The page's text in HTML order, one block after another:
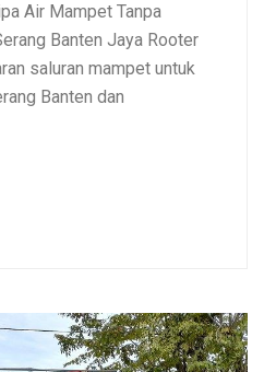
Air Mampet Tanpa
Banten Jaya Rooter
saluran mampet untuk
Banten dan